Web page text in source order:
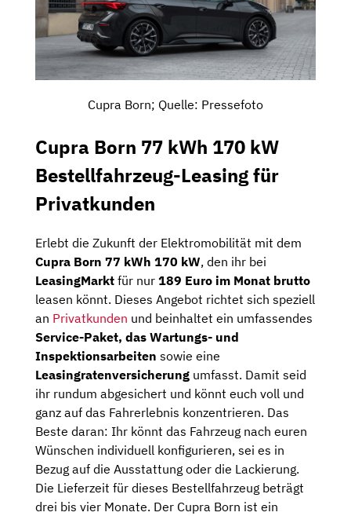
Cupra Born; Quelle: Pressefoto
Cupra Born 77 kWh 170 kW
Bestellfahrzeug-Leasing für
Privatkunden
Erlebt die Zukunft der Elektromobilität mit dem
Cupra Born 77 kWh 170 kW, den ihr bei
LeasingMarkt für nur 189 Euro im Monat brutto
leasen könnt. Dieses Angebot richtet sich speziell
an Privatkunden und beinhaltet ein umfassendes
Service-Paket, das Wartungs- und
Inspektionsarbeiten sowie eine
Leasingratenversicherung umfasst. Damit seid
ihr rundum abgesichert und könnt euch voll und
ganz auf das Fahrerlebnis konzentrieren. Das
Beste daran: Ihr könnt das Fahrzeug nach euren
Wünschen individuell konfigurieren, sei es in
Bezug auf die Ausstattung oder die Lackierung.
Die Lieferzeit für dieses Bestellfahrzeug beträgt
drei bis vier Monate. Der Cupra Born ist ein